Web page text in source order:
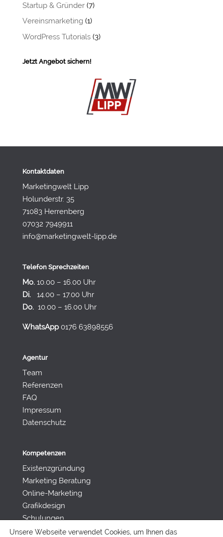
Startup & Gründer(7)
Vereinsmarketing (1)
WordPress Tutorials(3)
Jetzt Angebot sichern!
Kontaktdaten
Marketingwelt Lipp
Holunderstr. 35
71083 Herrenberg
07032 7949911
info@marketingwelt-lipp.de
Telefon Sprechzeiten
Mo.10.00 – 16.00 Uhr
Di.14.00 – 17.00 Uhr
Do. 10.00 – 16.00 Uhr
WhatsApp 0176 63898556
Agentur
Team
Referenzen
FAQ
Impressum
Datenschutz
Kompetenzen
Existenzgründung
Marketing Beratung
Online-Marketing
Grafikdesign
Schulungen
Unsere Webseite verwendet Cookies, um Ihnen das